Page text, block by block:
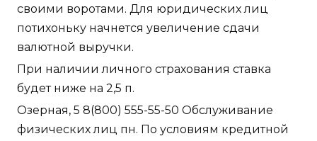
своими воротами. Для юридических лиц
потихоньку начнется увеличение сдачи
валютной выручки.
При наличии личного страхования ставка
будет ниже на 2,5 п.
Озерная, 5 8(800) 555-55-50 Обслуживание
физических лиц пн. По условиям кредитной